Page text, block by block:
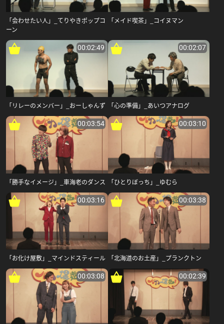
「会わせたい人」_てりやきポップコ
ーン
「メイド喫茶」_コイヌマン
00:02:49
「リレーのメンバー」_おーしゃんず
00:02:07
「心の準備」_あいつアナログ
00:03:54
「勝手なイメージ」_車海老のダンス
00:03:10
「ひとりぼっち」_ゆむら
00:03:16
「お化け屋敷」_マインドスティール
00:03:38
「北海道のお土産」_プランクトン
00:03:08 00:02:39